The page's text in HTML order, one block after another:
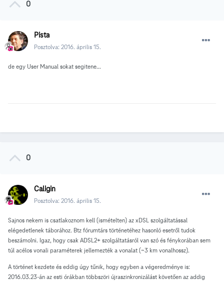
0
Pista
Posztolva: 2016. április 15.
de egy User Manual sokat segitene...
0
Caligin
Posztolva: 2016. április 15.
Sajnos nekem is csatlakoznom kell (ismételten) az xDSL szolgáltatással
elégedetlenek táborához. Btz fórumtárs történetéhez hasonló esetről tudok
beszámolni. Igaz, hogy csak ADSL2+ szolgáltatásról van szó és fénykorában sem
túl acélos vonali paraméterek jellemezték a vonalat (~3 km vonalhossz).
A történet kezdete és eddig úgy tűnik, hogy egyben a végeredménye is:
2016.03.23-án az esti órákban többszöri újraszinkronizálást követően az addig